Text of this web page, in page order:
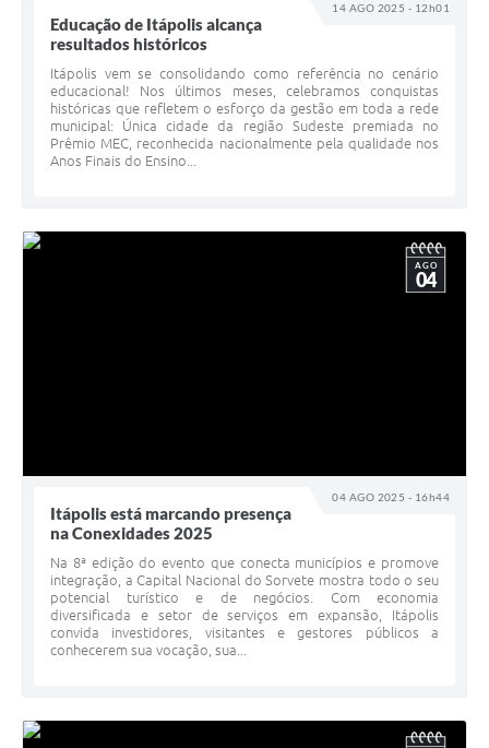
14 AGO 2025 - 12h01
Educação de Itápolis alcança
resultados históricos
Itápolis vem se consolidando como referência no cenário
educacional! Nos últimos meses, celebramos conquistas
históricas que refletem o esforço da gestão em toda a rede
municipal: Única cidade da região Sudeste premiada no
Prêmio MEC, reconhecida nacionalmente pela qualidade nos
Anos Finais do Ensino...
04 AGO 2025 - 16h44
AGO
04
Itápolis está marcando presença
na Conexidades 2025
Na 8ª edição do evento que conecta municípios e promove
integração, a Capital Nacional do Sorvete mostra todo o seu
potencial turístico e de negócios. Com economia
diversificada e setor de serviços em expansão, Itápolis
convida investidores, visitantes e gestores públicos a
conhecerem sua vocação, sua...